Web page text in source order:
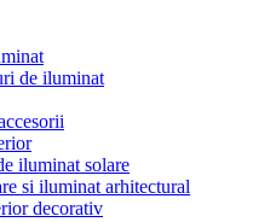
de iluminat
iluminat solare
si iluminat arhitectural
decorativ